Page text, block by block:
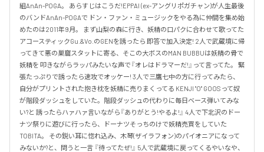
組AnAn-POGA。 あらすじはこうだ!EPPAI (ex-アングリポガチャン)が人生最後
のバンドAnAn-POGAで ドン・ファン・ミュージックをやる為に仲間を集め始
めたのは2011年9月。 まず山梨の森に行き、妖精の口パクに合わせて歌ってた
アコースティックGu.&Vo.のGENを誘ったら 即答で加入決定! 2人で武蔵境に帰
ってきて悪の巣窟スタットに寄る、そこの大ボスのMAN BUBBUは妖精の骨で
妖精を 叩きながらラッパみたいな声で『オレはドラマーだ!』って言ってた。 緊
張たっぷりで誘ったら速攻でオッケー! 3人で三鷹七中の方に行ってみたら、
自分がプリントされた抱き枕を妖精に売りまくってる KENJI "O" GOOSって奴
が階段ダッシュをしていた。階段ダッシュの代わりに毎日ベース弾いてみな
い?と 誘ったらハァハァ言いながら『ありがとう!やるよ!』 4人で下北沢のドー
ナツ祭りに遊びに行ったら、ドーナツそっちのけで妖精売買をしていた
TOBITA。 その鋭い耳に惚れ込み、木琴(ザイラフォン)のパイオニアになって
みないか?と、問うと一言 『待ってたぜ!』 5人で武蔵境に戻ってくるやいなや、